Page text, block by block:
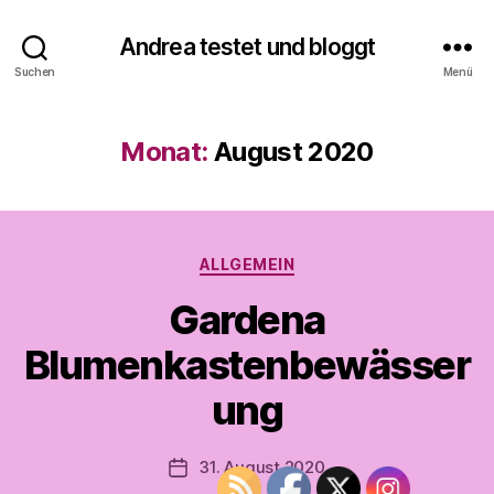
Suchen
Andrea testet und bloggt
Menü
Monat: August 2020
Kategorien
ALLGEMEIN
Gardena
Blumenkastenbewässer
ung
Beitragsautor
n
r
e
a
t
Veröffentlichungsdatum
31. August 2020